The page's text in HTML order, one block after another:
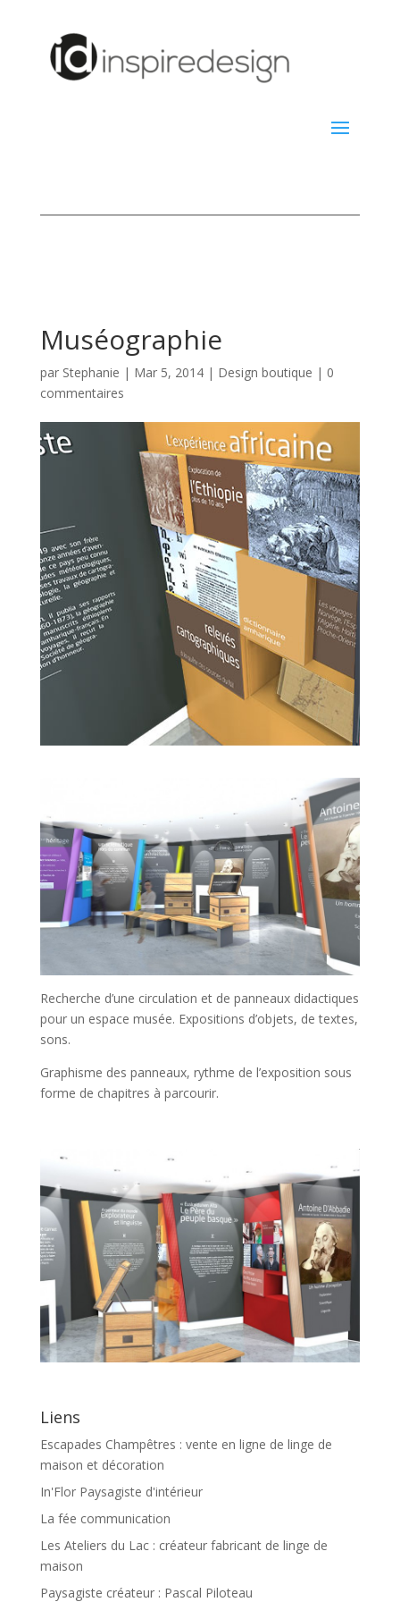
Muséographie
par Stephanie | Mar 5, 2014| Design boutique | 0
commentaires
Recherche d’une circulation et de panneaux didactiques
pour un espace musée. Expositions d’objets, de textes,
sons.
Graphisme des panneaux, rythme de l’exposition sous
forme de chapitres à parcourir.
Liens
Escapades Champêtres : vente en ligne de linge de
maison et décoration
In'Flor Paysagiste d'intérieur
La fée communication
Les Ateliers du Lac : créateur fabricant de linge de
maison
Paysagiste créateur : Pascal Piloteau